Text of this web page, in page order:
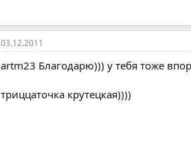
03.12.2011
artm23 Благодарю))) у тебя тоже
триццаточка крутецкая))))